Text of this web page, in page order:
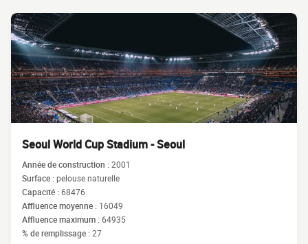
Seoul World Cup Stadium - Seoul
Année de construction :2001
Surface :pelouse naturelle
Capacité :68476
Affluence moyenne : 16049
Affluence maximum :64935
% de remplissage :27